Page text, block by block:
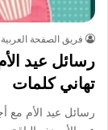
فريق الصفحة العربية
تهاني كلمات
رسائل عيد الأم مع